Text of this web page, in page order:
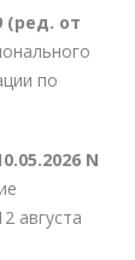
(ред. от
по
N
августа